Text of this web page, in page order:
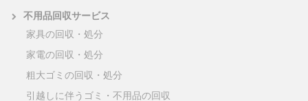
不用品回収サービス
家具の回収・処分
家電の回収・処分
粗大ゴミの回収・処分
引越しに伴うゴミ・不用品の回収